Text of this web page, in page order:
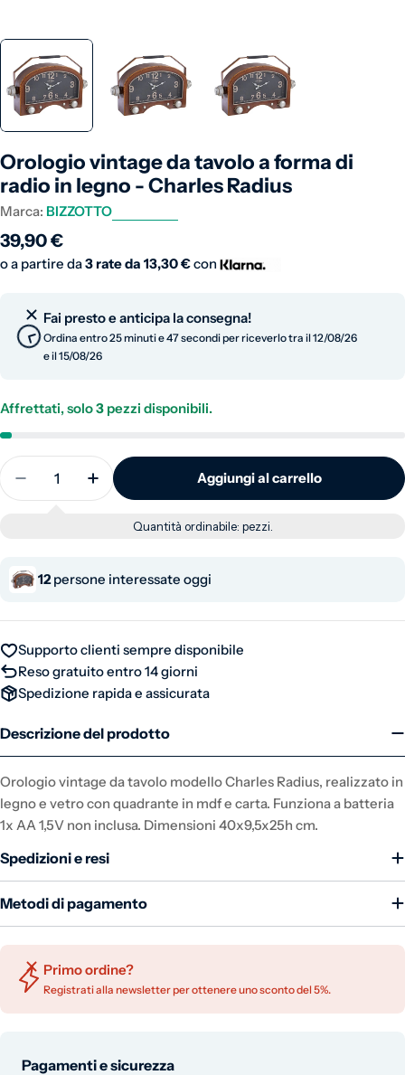
Orologio vintage da tavolo a forma di
radio in legno - Charles Radius
Marca: BIZZOTTO
Prezzo normale
39,90 €
o a partire da3 rate da 13,30 €con
Fai presto e anticipa la consegna!
Ordina entro 25 minuti e 46 secondi per riceverlo tra il 12/08/26
e il 15/08/26
Affrettati, solo3 pezzi disponibili.
Quantità
Diminuisci la quantità per Orologio vintage da
Aumenta la quantità per Orologio
Aggiungi al carrello
Quantità ordinabile: pezzi.
12persone interessate oggi
Supporto clienti sempre disponibile
Reso gratuito entro 14 giorni
Spedizione rapida e assicurata
Descrizione del prodotto
Orologio vintage da tavolo modello Charles Radius, realizzato in
legno e vetro con quadrante in mdf e carta. Funziona a batteria
1x AA 1,5V non inclusa. Dimensioni 40x9,5x25h cm.
Spedizioni e resi
Metodi di pagamento
Primo ordine?
Registrati alla newsletter per ottenere uno sconto del 5%.
Pagamenti e sicurezza
Metodi di pagamento